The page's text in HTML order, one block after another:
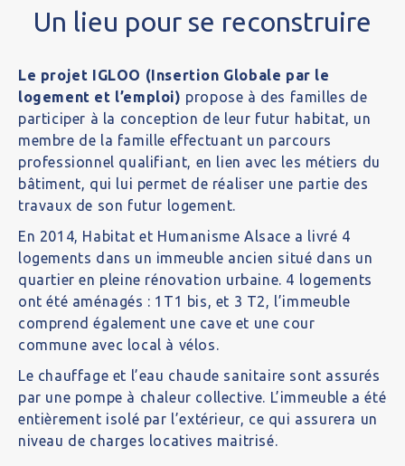
Un lieu pour se reconstruire
Le projet IGLOO (Insertion Globale par le
logement et l’emploi) propose à des familles de
participer à la conception de leur futur habitat, un
membre de la famille effectuant un parcours
professionnel qualifiant, en lien avec les métiers du
bâtiment, qui lui permet de réaliser une partie des
travaux de son futur logement.
En 2014, Habitat et Humanisme Alsace a livré 4
logements dans un immeuble ancien situé dans un
quartier en pleine rénovation urbaine. 4 logements
ont été aménagés : 1T1 bis, et 3 T2, l’immeuble
comprend également une cave et une cour
commune avec local à vélos.
Le chauffage et l’eau chaude sanitaire sont assurés
par une pompe à chaleur collective. L’immeuble a été
entièrement isolé par l’extérieur, ce qui assurera un
niveau de charges locatives maitrisé.